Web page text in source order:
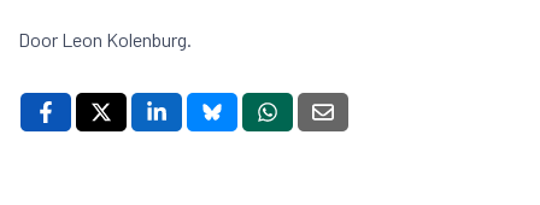
Door Leon Kolenburg.